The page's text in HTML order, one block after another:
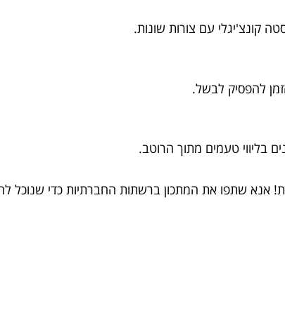
קונצ'יגלי עם צורות שונות.
להפסיק לבשל.
בליווי טעמים מתוך הרוטב.
אנא שתפו את המתכון ברשתות החברתיות כדי שנוכל